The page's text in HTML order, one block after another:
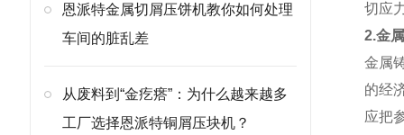
恩派特金属切屑压饼机教你如何处理
车间的脏乱差
从废料到“金疙瘩”：为什么越来越多
工厂选择恩派特铜屑压块机？
切应
2.金
金属
的经
应把